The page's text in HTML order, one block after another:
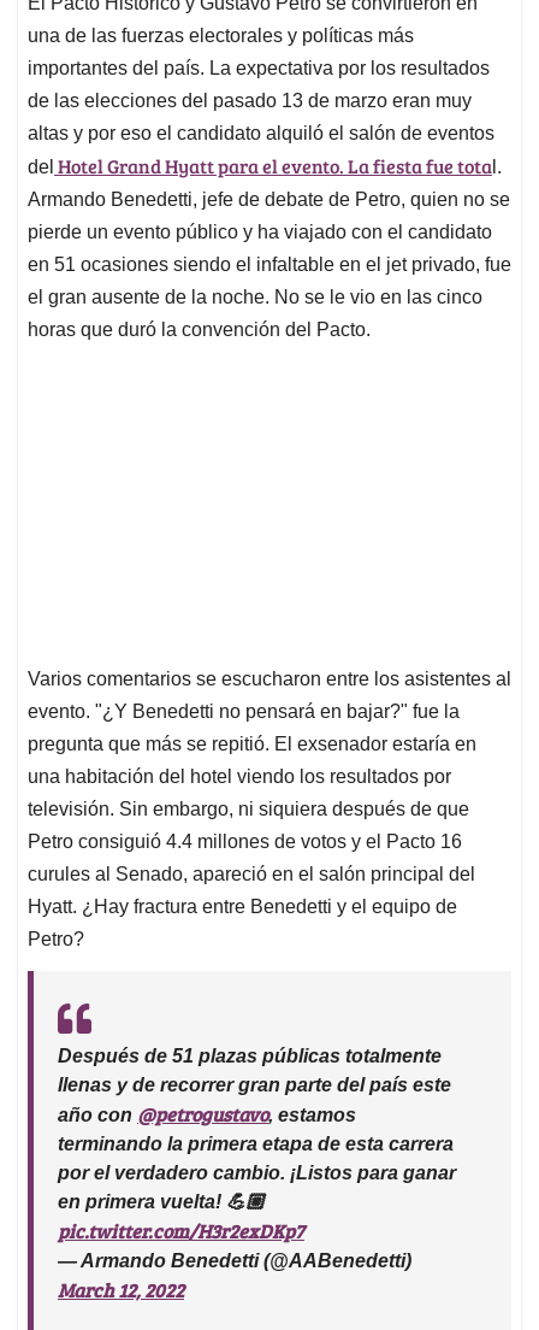
s
A
p
p
b
o
o
k
e
d
I
n
l
a
d
s
una de las fuerzas electorales y políticas más
importantes del país. La expectativa por los resultados
de las elecciones del pasado 13 de marzo eran muy
altas y por eso el candidato alquiló el salón de eventos
del Hotel Grand Hyatt para el evento. La fiesta fue tota l.
Armando Benedetti, jefe de debate de Petro, quien no se
pierde un evento público y ha viajado con el candidato
en 51 ocasiones siendo el infaltable en el jet privado, fue
el gran ausente de la noche. No se le vio en las cinco
horas que duró la convención del Pacto.
Varios comentarios se escucharon entre los asistentes al
evento. "¿Y Benedetti no pensará en bajar?" fue la
pregunta que más se repitió. El exsenador estaría en
una habitación del hotel viendo los resultados por
televisión. Sin embargo, ni siquiera después de que
Petro consiguió 4.4 millones de votos y el Pacto 16
curules al Senado, apareció en el salón principal del
Hyatt. ¿Hay fractura entre Benedetti y el equipo de
Petro?
Después de 51 plazas públicas totalmente
llenas y de recorrer gran parte del país este
año con @petrogustavo, estamos
terminando la primera etapa de esta carrera
por el verdadero cambio. ¡Listos para ganar
en primera vuelta! 💪🏼
pic.twitter.com/H3r2exDKp7
— Armando Benedetti (@AABenedetti)
March 12, 2022